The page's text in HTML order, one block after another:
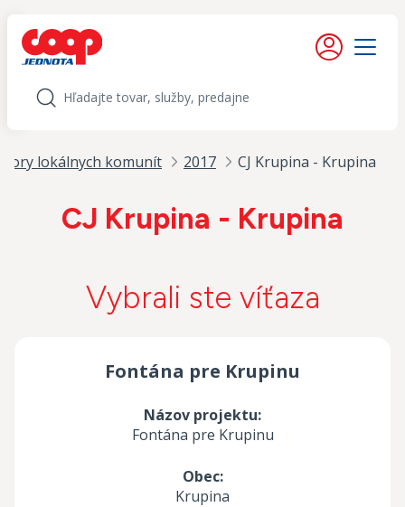
Moje konto
Menu
Hľadať
lokálnych komunít 2017 CJ Krupina - Krupina
CJ Krupina - Krupina
Vybrali ste víťaza
Fontána pre Krupinu
Názov projektu:
Fontána pre Krupinu
Obec:
Krupina